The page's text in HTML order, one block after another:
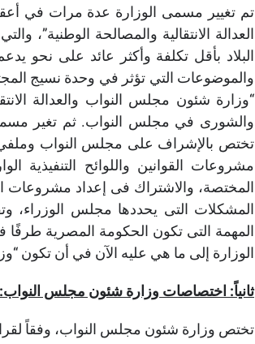
تم تغيير مسمى الوزارة عدة مرات في أعقاب ثورة
العدالة الانتقالية والمصالحة الوطنية”،
البلاد بأقل تكلفة وأكثر عائد على نحو
والموضوعات التي تؤثر في وحدة نسيج
“وزارة شئون مجلس النواب والعدالة
والشورى في مجلس النواب. ثم تغير مسمى
تختص بالإشراف على مجلس النواب وملفي
مشروعات القوانين واللوائح
المختصة، والاشتراك فى إعداد مشروعات
المشكلات التى يحددها مجلس الوزراء،
المهمة التى تكون الحكومة المصرية طرفًا
الوزارة إلى ما هي عليه الآن في أن تكون
ثانياً: اختصاصات وزارة شئون مجلس النواب:
تختص وزارة شئون مجلس النواب، وفقاً لقرار رئيس مجلس